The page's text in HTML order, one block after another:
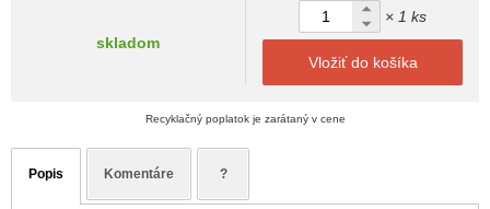
skladom
× 1 ks
Vložiť do košíka
Recyklačný poplatok je zarátaný v cene
Popis Komentáre ?